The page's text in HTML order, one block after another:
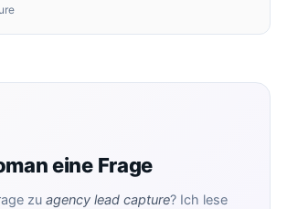
eine Frage
zu agency lead capture? Ich lese